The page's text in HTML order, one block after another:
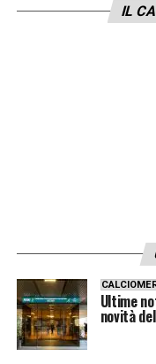
Natale» IL
Ultime
novità